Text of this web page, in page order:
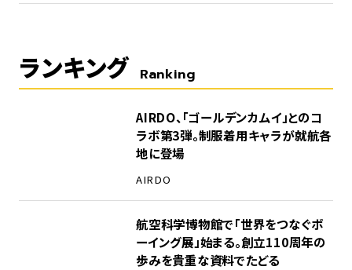
ランキング Ranking
AIRDO、「ゴールデンカムイ」とのコ
ラボ第3弾。制服着用キャラが就航各
地に登場
AIRDO
航空科学博物館で「世界をつなぐボ
ーイング展」始まる。創立110周年の
歩みを貴重な資料でたどる